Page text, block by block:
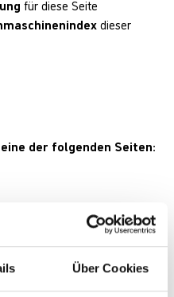
Über Cookies
für diese Seite
dieser
der folgenden Seiten: